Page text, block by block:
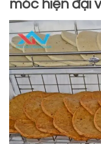
móc hiện đại